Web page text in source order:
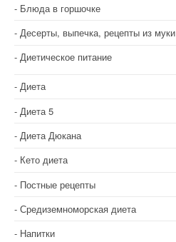
п
о
а
п
и
с
я
м
Блюда в горшочке
Десерты, выпечка, рецепты из муки
Диетическое питание
Диета
Диета 5
Диета Дюкана
Кето диета
Постные рецепты
Средиземноморская диета
Напитки